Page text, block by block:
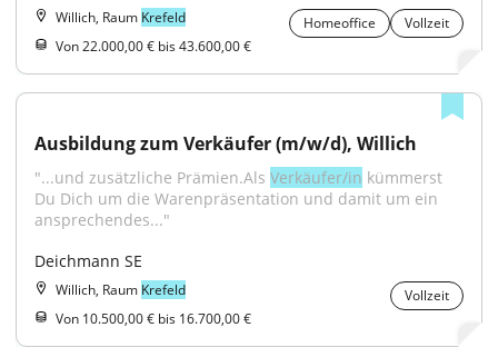
Willich, Raum Krefeld Homeoffice
Vollzeit
Von 22.000,00 € bis 43.600,00 €
Ausbildung zum Verkäufer (m/w/d), Willich
"...und zusätzliche Prämien.Als Verkäufer/in kümmerst
Du Dich um die Warenpräsentation und damit um ein
ansprechendes..."
Deichmann SE
Willich, Raum Krefeld
Vollzeit
Von 10.500,00 € bis 16.700,00 €